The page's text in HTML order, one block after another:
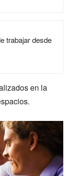
trabajar desde
en la